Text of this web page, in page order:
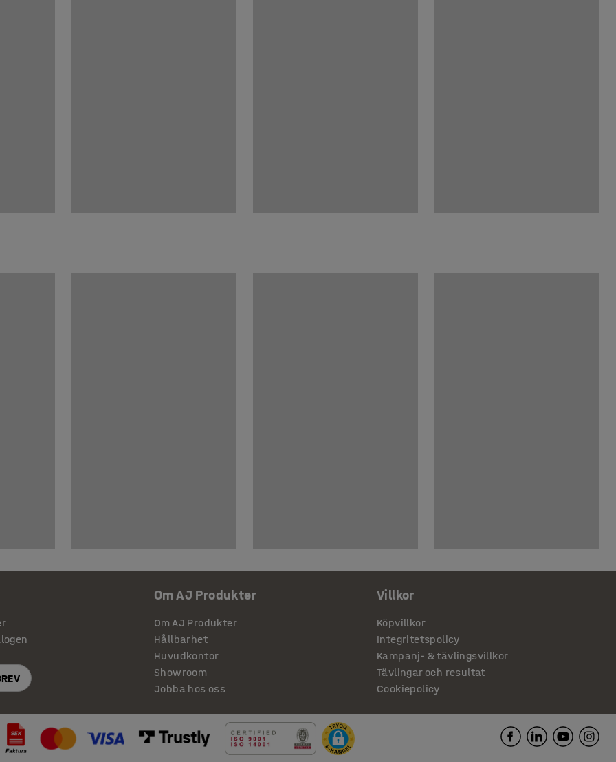
Om AJ Produkter
Om AJ Produkter
Hållbarhet
Huvudkontor
Showroom
Jobba hos oss
Villkor
Köpvillkor
Integritetspolicy
Kampanj- & tävlingsvillkor
Tävlingar och resultat
Cookiepolicy